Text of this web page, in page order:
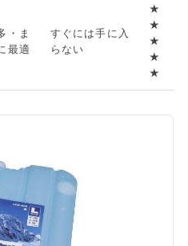
・ま
最適
すぐには手に入
らない
★
★
★
★
★